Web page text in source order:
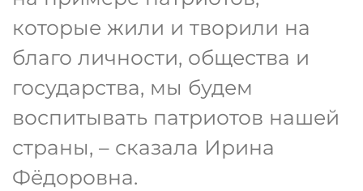
которые жили и творили на
благо личности, общества и
государства, мы будем
воспитывать патриотов нашей
страны, – сказала Ирина
Фёдоровна.